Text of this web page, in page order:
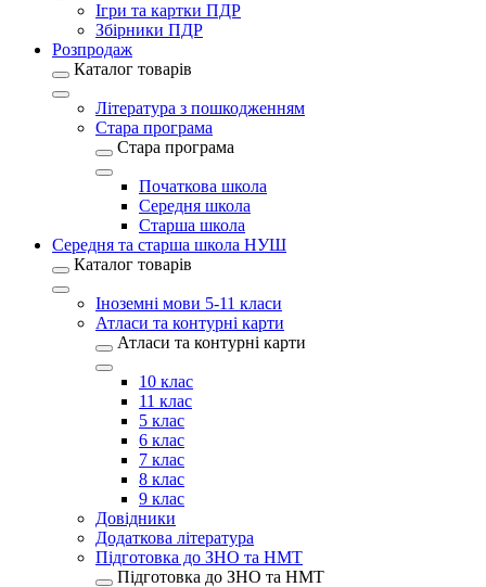
Ігри та картки ПДР
Збірники ПДР
Розпродаж
Каталог товарів
Література з пошкодженням
Стара програма
Стара програма
Початкова школа
Середня школа
Старша школа
Середня та старша школа НУШ
Каталог товарів
Іноземні мови 5-11 класи
Атласи та контурні карти
Атласи та контурні карти
10 клас
11 клас
5 клас
6 клас
7 клас
8 клас
9 клас
Довідники
Додаткова література
Підготовка до ЗНО та НМТ
Підготовка до ЗНО та НМТ